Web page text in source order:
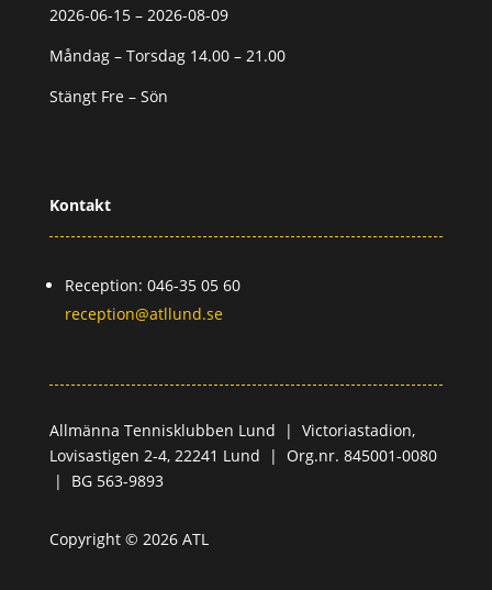
2026-06-15 – 2026-08-09
Måndag – Torsdag 14.00 – 21.00
Stängt Fre – Sön
Kontakt
Reception: 046-35 05 60
reception@atllund.se
Allmänna Tennisklubben Lund | Victoriastadion,
Lovisastigen 2-4, 22241 Lund | Org.nr. 845001-0080
| BG 563-9893
Copyright © 2026 ATL